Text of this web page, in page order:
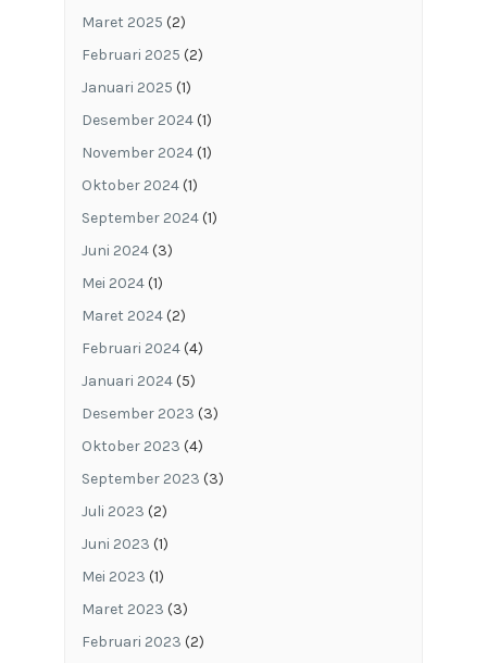
Maret 2025 (2)
Februari 2025 (2)
Januari 2025 (1)
Desember 2024(1)
November 2024(1)
Oktober 2024(1)
September 2024(1)
Juni 2024(3)
Mei 2024(1)
Maret 2024(2)
Februari 2024(4)
Januari 2024(5)
Desember 2023 (3)
Oktober 2023 (4)
September 2023 (3)
Juli 2023 (2)
Juni 2023 (1)
Mei 2023 (1)
Maret 2023 (3)
Februari 2023 (2)